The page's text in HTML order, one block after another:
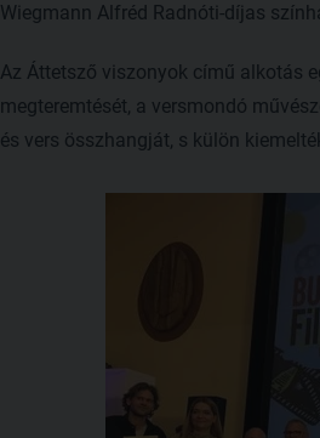
Wiegmann Alfréd Radnóti-díjas
Az Áttetsző viszonyok című alkotás
megteremtését, a versmondó
és vers összhangját, s külön